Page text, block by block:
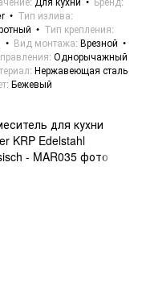
Тип излива
Тип крепления
Вид монтажа Врезной
Однорычажный
Нержавеющая сталь
Бежевый